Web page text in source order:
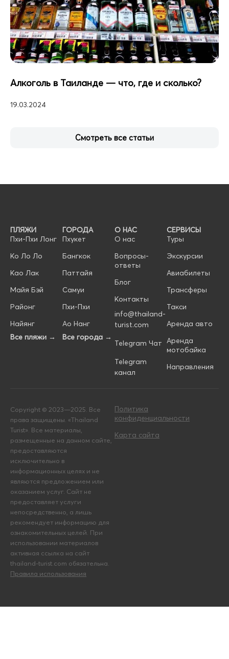
Алкоголь в Таиланде — что, где и сколько?
19.03.2024
Смотреть все статьи
ПЛЯЖИ
Пхи-Пхи Лонг
Ко Ло Ло
Као Лак
Майя Бэй
Районг
Найянг
Все пляжи →
ГОРОДА
Пхукет
Бангкок
Паттайя
Самуи
Пхи-Пхи
Ао Нанг
Все города →
О НАС
О нас
Вопросы-
ответы
Блог
Контакты
info@thailand-
turist.com
Telegram Чат
Telegram
канал
СЕРВИСЫ
Туры
Экскурсии
Авиабилеты
Трансферы
Такси
Аренда авто
Аренда
мотобайка
Направления
Copyright © 2023—2025. Все
права защищены. «Thailand
Turist». Все материалы,
размещенные на данном сайте,
предоставляются
исключительно в
информационных целях и не
являются предложением или
оказанием услуг. Сайт не
предоставляет услуги
непосредственно, а лишь
рекомендует информацию для
ознакомительных целей. При
использовании материалов
активная ссылка на сайт
thailand-turist.com обязательна.
Правила использования
Политика
конфиденциальности
Карта сайта